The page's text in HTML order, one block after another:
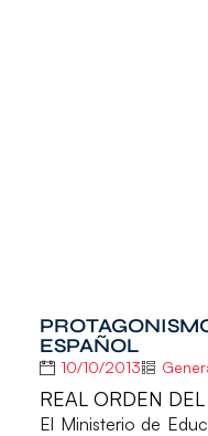
ESPAÑOL
10/10/2013
REAL ORDEN
El Ministerio de